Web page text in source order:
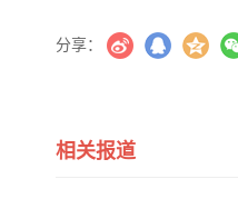
分享：
相关报道